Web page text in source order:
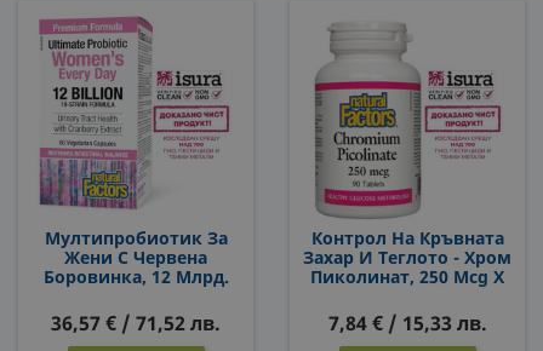
Мултипробиотик За
Жени С Червена
Боровинка, 12 Млрд.
60 Капсули
36,57 € / 71,52 лв.
Контрол На Кръвната
Захар И Теглото - Хром
Пиколинат, 250 Mcg Х
7,84 € / 15,33 лв.